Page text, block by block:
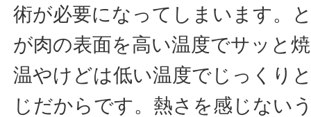
術が必要になってしまいます。
が肉の表面を高い温度でサッと
温やけどは低い温度でじっくり
じだからです。熱さを感じない